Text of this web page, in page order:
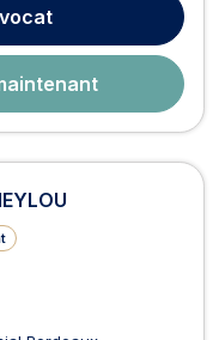
de créa...